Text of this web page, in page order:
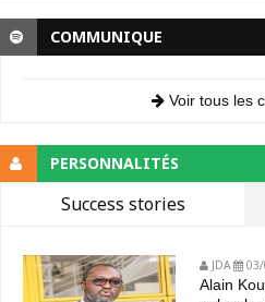
COMMUNIQUE
Voir tous les
PERSONNALITÉS
Success stories
JDA
Alain